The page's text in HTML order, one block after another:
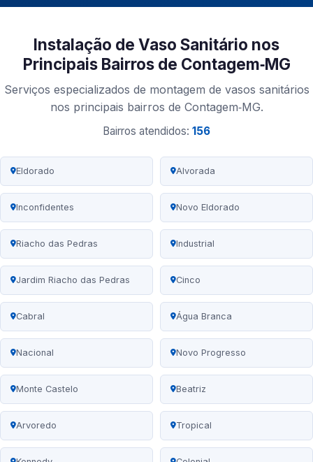
Instalação de Vaso Sanitário nos
Principais Bairros de Contagem‑MG
Serviços especializados de montagem de vasos sanitários
nos principais bairros de Contagem‑MG.
Bairros atendidos: 156
Eldorado Alvorada
Inconfidentes Novo Eldorado
Riacho das Pedras Industrial
Jardim Riacho das Pedras Cinco
Cabral Água Branca
Nacional Novo Progresso
Monte Castelo Beatriz
Arvoredo Tropical